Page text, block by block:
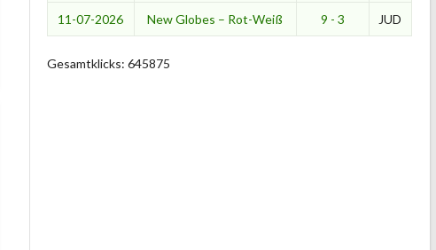
11-07-2026 New Globes – Rot-Weiß 9 - 3 JUD
Gesamtklicks: 645875